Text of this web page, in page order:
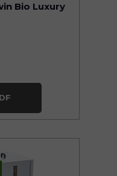
Bio Luxury